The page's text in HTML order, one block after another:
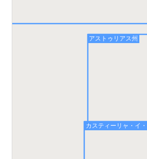
アストゥリアス州
カスティーリャ・イ